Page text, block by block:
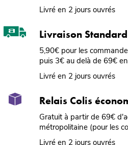
Livré en 2 jours ouvrés
Livraison Standard
5,90€ pour les
puis 3€ au delà de 69€
Livré en 2 jours ouvrés
Relais Colis
Gratuit à partir de 69€
métropolitaine (pour les
Livré en 2 jours ouvrés